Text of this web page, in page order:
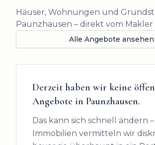
Häuser, Wohnungen und
Paunzhausen – direkt vom Makler
Alle Angebote ansehen
Derzeit haben wir keine
Angebote in Paunzhausen.
Das kann sich schnell ändern
Immobilien vermitteln wir